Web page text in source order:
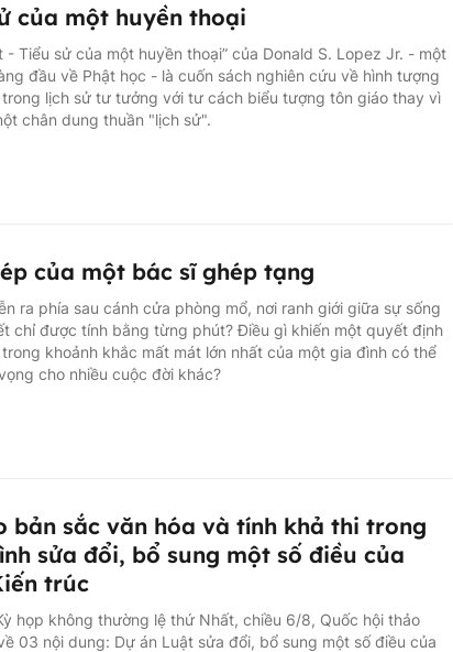
của một huyền thoại
- Tiểu sử của một huyền thoại” của Donald S. Lopez Jr. - một
đầu về Phật học - là cuốn sách nghiên cứu về hình tượng
lịch sử tư tưởng với tư cách biểu tượng tôn giáo thay vì
chân dung thuần "lịch sử".
của một bác sĩ ghép tạng
ra phía sau cánh cửa phòng mổ, nơi ranh giới giữa sự sống
chỉ được tính bằng từng phút? Điều gì khiến một quyết định
khoảnh khắc mất mát lớn nhất của một gia đình có thể
cho nhiều cuộc đời khác?
bản sắc văn hóa và tính khả thi trong
sửa đổi, bổ sung một số điều của
trúc
họp không thường lệ thứ Nhất, chiều 6/8, Quốc hội thảo
03 nội dung: Dự án Luật sửa đổi, bổ sung một số điều của